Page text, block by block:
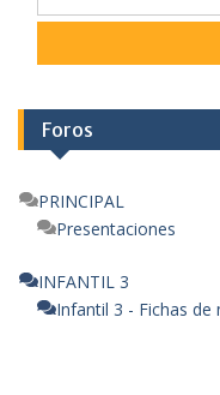
Foros
PRINCIPAL
Presentaciones
INFANTIL 3
Infantil 3 - Fichas